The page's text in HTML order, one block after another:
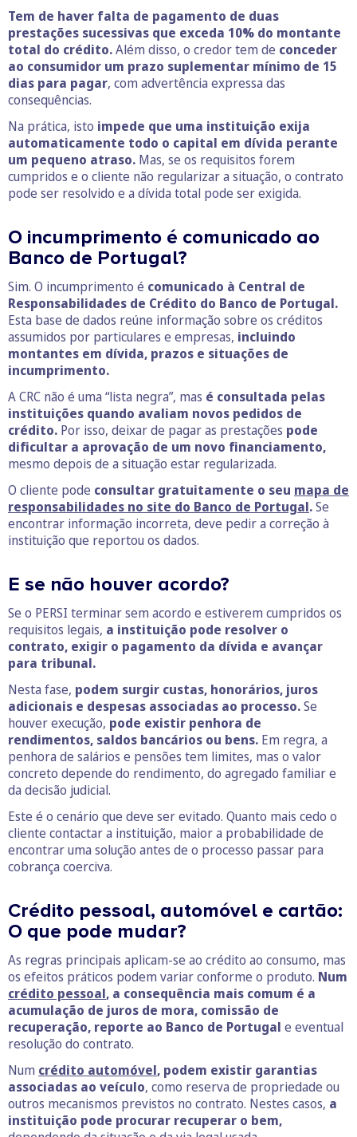
Tem de haver falta de pagamento de duas
prestações sucessivas que exceda 10% do montante
total do crédito.Além disso, o credor tem de conceder
ao consumidor um prazo suplementar mínimo de 15
dias para pagar, com advertência expressa das
consequências.
Na prática, isto impede que uma instituição exija
automaticamente todo o capital em dívida perante
um pequeno atraso. Mas, se os requisitos forem
cumpridos e o cliente não regularizar a situação, o contrato
pode ser resolvido e a dívida total pode ser exigida.
O incumprimento é comunicado ao
Banco de Portugal?
Sim. O incumprimento é comunicado à Central de
Responsabilidades de Crédito do Banco de Portugal.
Esta base de dados reúne informação sobre os créditos
assumidos por particulares e empresas, incluindo
montantes em dívida, prazos e situações de
incumprimento.
A CRC não é uma “lista negra”, mas é consultada pelas
instituições quando avaliam novos pedidos de
crédito. Por isso, deixar de pagar as prestações pode
dificultar a aprovação de um novo financiamento,
mesmo depois de a situação estar regularizada.
O cliente pode consultar gratuitamente o seu mapa de
responsabilidades no site do Banco de Portugal.Se
encontrar informação incorreta, deve pedir a correção à
instituição que reportou os dados.
E se não houver acordo?
Se o PERSI terminar sem acordo e estiverem cumpridos os
requisitos legais, a instituição pode resolver o
contrato, exigir o pagamento da dívida e avançar
para tribunal.
Nesta fase, podem surgir custas, honorários, juros
adicionais e despesas associadas ao processo.Se
houver execução, pode existir penhora de
rendimentos, saldos bancários ou bens. Em regra, a
penhora de salários e pensões tem limites, mas o valor
concreto depende do rendimento, do agregado familiar e
da decisão judicial.
Este é o cenário que deve ser evitado. Quanto mais cedo o
cliente contactar a instituição, maior a probabilidade de
encontrar uma solução antes de o processo passar para
cobrança coerciva.
Crédito pessoal, automóvel e cartão:
O que pode mudar?
As regras principais aplicam-se ao crédito ao consumo, mas
os efeitos práticos podem variar conforme o produto. Num
crédito pessoal, a consequência mais comum é a
acumulação de juros de mora, comissão de
recuperação, reporte ao Banco de Portugal e eventual
resolução do contrato.
Num crédito automóvel, podem existir garantias
associadas ao veículo, como reserva de propriedade ou
outros mecanismos previstos no contrato. Nestes casos, a
instituição pode procurar recuperar o bem,